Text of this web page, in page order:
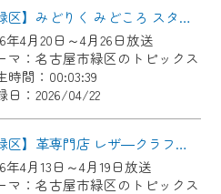
【緑区】みどりく みどころ スタンプラリー
年4月20日～4月26日放送
マ：名古屋市緑区のトピックス
時間：00:03:39
日：2026/04/22
【緑区】革専門店 レザ―クラフトぱれっと
年4月13日～4月19日放送
マ：名古屋市緑区のトピックス
Web TV』は2024
ーアルします！
、お住まいの地域
目瞭然。
ラウザから、いつ